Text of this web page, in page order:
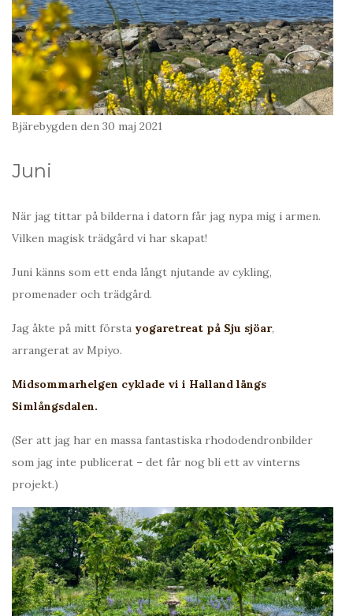
Bjärebygden den 30 maj 2021
Juni
När jag tittar på bilderna i datorn får jag nypa mig i armen.
Vilken magisk trädgård vi har skapat!
Juni känns som ett enda långt njutande av cykling,
promenader och trädgård.
Jag åkte på mitt första yogaretreat på Sju sjöar,
arrangerat av Mpiyo.
Midsommarhelgen cyklade vi i Halland längs
Simlångsdalen.
(Ser att jag har en massa fantastiska rhododendronbilder
som jag inte publicerat – det får nog bli ett av vinterns
projekt.)